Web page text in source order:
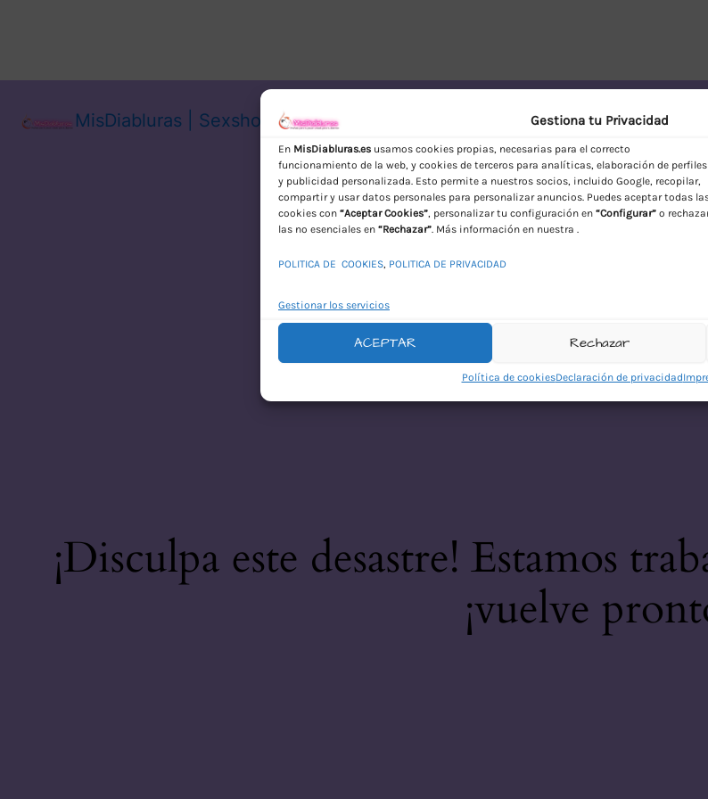
Gestiona tu Privacidad
En MisDiabluras.es usamos cookies propias, necesarias para el correcto
funcionamiento de la web, y cookies de terceros para analíticas, elaboración de perfiles
y publicidad personalizada. Esto permite a nuestros socios, incluido Google, recopilar,
compartir y usar datos personales para personalizar anuncios. Puedes aceptar todas
cookies con “Aceptar Cookies”, personalizar tu configuración en “Configurar” o
las no esenciales en “Rechazar”. Más información en nuestra .
POLITICA DE COOKIES, POLITICA DE PRIVACIDAD
Gestionar los servicios
ACEPTAR Rechazar
Política de cookiesDeclaración de privacidad
MisDiabluras | Sexshop Online con Envío Discreto en España
¡Disculpa este desastre! Estamos
¡vuelve